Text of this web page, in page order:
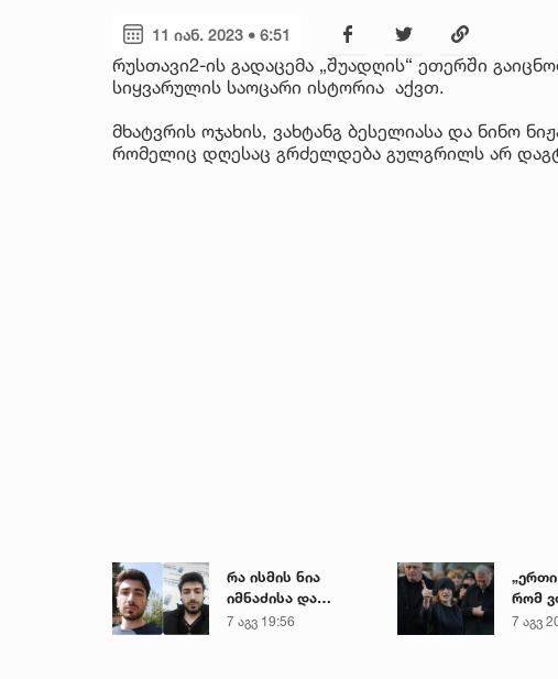
11 იან. 2023 • 6:51
რუსთავი2-ის გადაცემა „შუადღის“ ეთერში
სიყვარულის საოცარი ისტორია აქვთ.
მხატვრის ოჯახის, ვახტანგ ბესელიასა და ნინო
რომელიც დღესაც გრძელდება გულგრილს არ
რა ისმის ნია
იმნაძისა და
მამამისის ფარული
7 აგვ 19:56
რომ
7 აგვ